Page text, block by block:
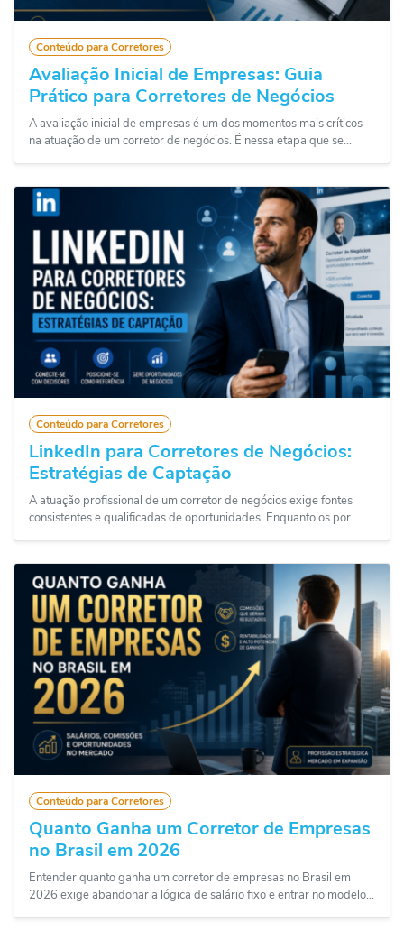
Conteúdo para Corretores
Avaliação Inicial de Empresas: Guia
Prático para Corretores de Negócios
A avaliação inicial de empresas é um dos momentos mais críticos
na atuação de um corretor de negócios. É nessa etapa que se...
Conteúdo para Corretores
LinkedIn para Corretores de Negócios:
Estratégias de Captação
A atuação profissional de um corretor de negócios exige fontes
consistentes e qualificadas de oportunidades. Enquanto os por...
Conteúdo para Corretores
Quanto Ganha um Corretor de Empresas
no Brasil em 2026
Entender quanto ganha um corretor de empresas no Brasil em
2026 exige abandonar a lógica de salário fixo e entrar no modelo...